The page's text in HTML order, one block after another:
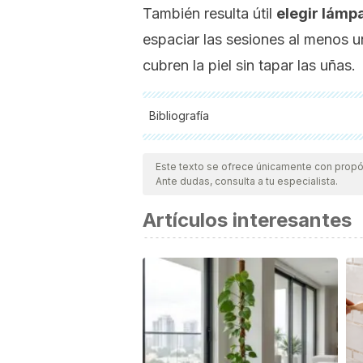
También resulta útil elegir
espaciar las sesiones al menos
cubren la piel sin tapar las uñas.
Bibliografía
Todas las fuentes citadas fueron
calidad, confiabilidad, vigencia y
confiable y de precisión académica o
Ardila Padilla, C. A., Vignoni, M.,
toxicology,38(1), 182–192.https://
Słabicka‑Jakubczyk, A.,
Górska‑Ponikowska, M. (2023).
viability.
Scientific Reports, 13, Article
Zhivagui, M., Hoda, A., Valenzuela,
Este texto se ofrece únicamente con
Ante dudas, consulta a tu especialista.
Artículos interesantes